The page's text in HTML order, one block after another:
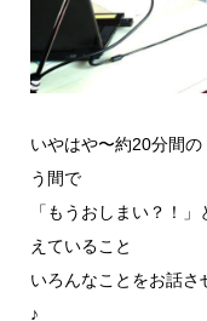
いやはや〜約20分間
う間で
「もうおしまい？！
えていること
いろんなことをお話さ
♪